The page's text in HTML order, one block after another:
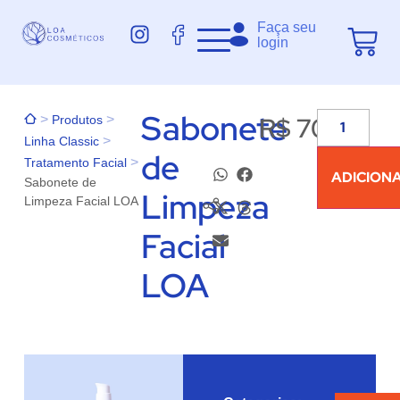
Faça seu
login
> Produtos >
Linha Classic >
Tratamento Facial >
Sabonete de
Limpeza Facial LOA
Sabonete
de
Limpeza
Facial
LOA
R$ 70,00